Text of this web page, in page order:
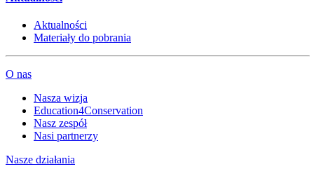
Aktualności
Materiały do pobrania
O nas
Nasza wizja
Education4Conservation
Nasz zespół
Nasi partnerzy
Nasze działania